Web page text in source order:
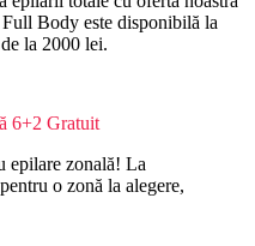
Body este disponibilă la
la 2000 lei.
6+2 Gratuit
epilare zonală! La
o zonă la alegere,